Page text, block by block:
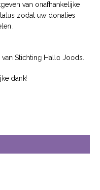
van onafhankelijke
zodat uw donaties
Stichting Hallo Joods.
dank!